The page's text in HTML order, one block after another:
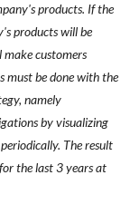
products. If the
products will be
customers
must be done with the
namely
by visualizing
The result
the last 3 years at